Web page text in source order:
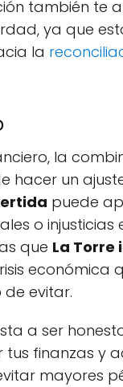
también te
ya que
la
la
hacer un
puede
o injusticias
que La Torre
económica
evitar.
a ser
tus finanzas y
mayores